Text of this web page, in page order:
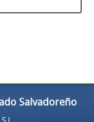
Salvadoreño